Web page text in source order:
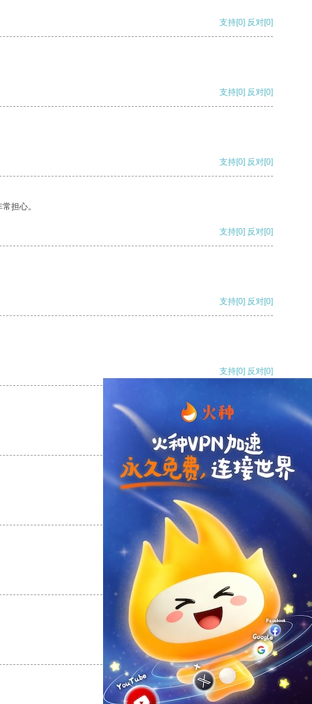
支持[0] 反对[0]
支持[0] 反对[0]
支持[0] 反对[0]
担心。
支持[0] 反对[0]
支持[0] 反对[0]
支持[0] 反对[0]
支持[0] 反对
支持
反对 [0]
支持[0] 反对[0]